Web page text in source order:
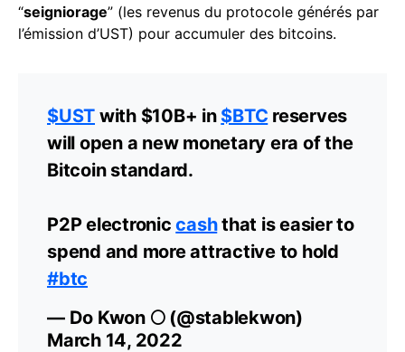
“seigniorage” (les revenus du protocole générés par
l’émission d’UST) pour accumuler des bitcoins.
$UST with $10B+ in $BTC reserves
will open a new monetary era of the
Bitcoin standard.
P2P electroniccashthat is easier to
spend and more attractive to hold
#btc
— Do Kwon 🌕 (@stablekwon)
March 14, 2022